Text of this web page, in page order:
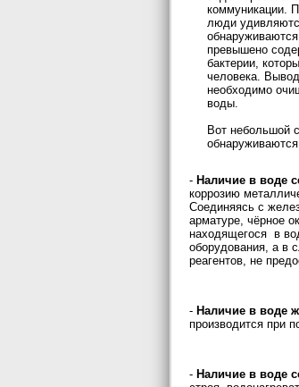
коммуникации.
люди
превышено
бактерии,
человека.
необходимо
воды.
Вот небольшой
- Наличие в воде
коррозию
Соединяясь с
арматуре, чёрное
находящегося в
оборудования, а в
реагентов, не
- Наличие в воде
производится при
- Наличие в воде